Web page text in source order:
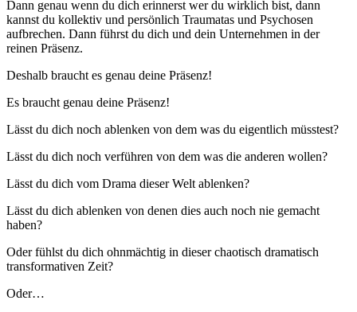
Dann genau wenn du dich erinnerst wer du wirklich bist, dann
kannst du kollektiv und persönlich Traumatas und Psychosen
aufbrechen. Dann führst du dich und dein Unternehmen in der
reinen Präsenz.
Deshalb braucht es genau deine Präsenz!
Es braucht genau deine Präsenz!
Lässt du dich noch ablenken von dem was du eigentlich müsstest?
Lässt du dich noch verführen von dem was die anderen wollen?
Lässt du dich vom Drama dieser Welt ablenken?
Lässt du dich ablenken von denen dies auch noch nie gemacht
haben?
Oder fühlst du dich ohnmächtig in dieser chaotisch dramatisch
transformativen Zeit?
Oder…